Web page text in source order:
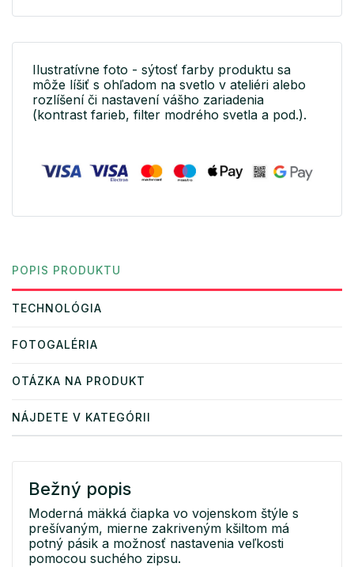
Ilustratívne foto - sýtosť farby produktu sa
môže líšiť s ohľadom na svetlo v ateliéri alebo
rozlíšení či nastavení vášho zariadenia
(kontrast farieb, filter modrého svetla a pod.).
POPIS PRODUKTU
TECHNOLÓGIA
FOTOGALÉRIA
OTÁZKA NA PRODUKT
NÁJDETE V KATEGÓRII
Bežný popis
Moderná mäkká čiapka vo vojenskom štýle s
prešívaným, mierne zakriveným kšiltom má
potný pásik a možnosť nastavenia veľkosti
pomocou suchého zipsu.